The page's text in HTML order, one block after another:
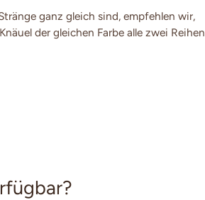
ganz gleich sind, empfehlen wir,
der gleichen Farbe alle zwei Reihen